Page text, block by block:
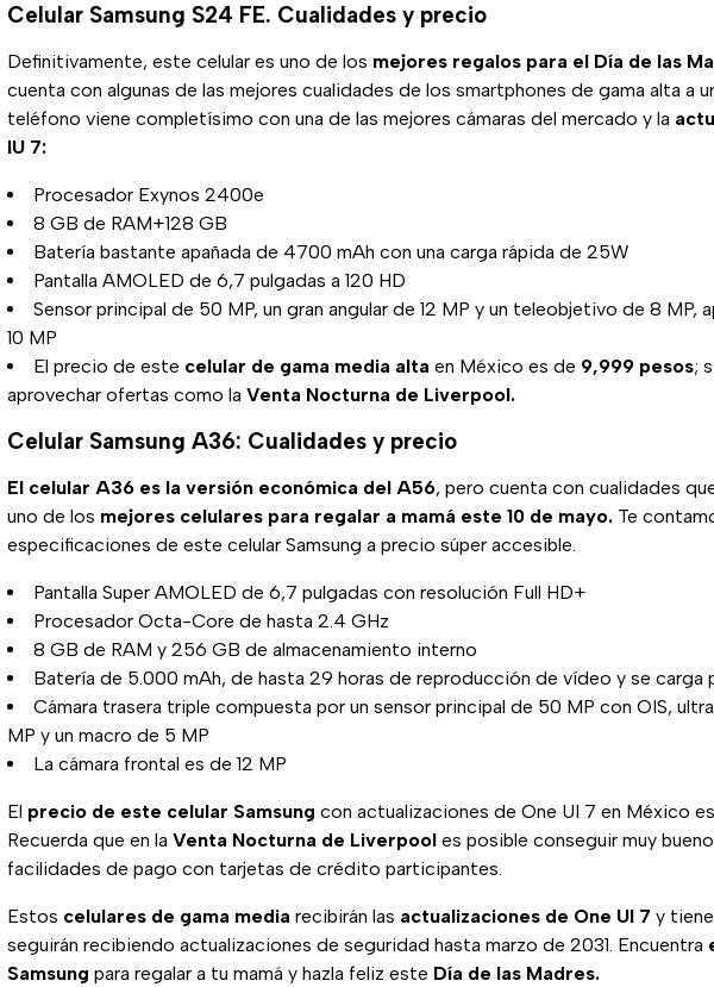
Celular Samsung S24 FE. Cualidades y precio
Definitivamente, este celular es uno de los mejores regalos para el Día de las
cuenta con algunas de las mejores cualidades de los smartphones de gama alta a
teléfono viene completísimo con una de las mejores cámaras del mercado y la
IU 7:
Procesador Exynos 2400e
8 GB de RAM+128 GB
Batería bastante apañada de 4700 mAh con una carga rápida de 25W
Pantalla AMOLED de 6,7 pulgadas a 120 HD
Sensor principal de 50 MP, un gran angular de 12 MP y un teleobjetivo de 8 MP,
10 MP
El precio de este celular de gama media alta en México es de 9,999 pesos;
aprovechar ofertas como la Venta Nocturna de Liverpool.
Celular Samsung A36: Cualidades y precio
El celular A36 es la versión económica del A56, pero cuenta con cualidades
uno de los mejores celulares para regalar a mamá este 10 de mayo. Te
especificaciones de este celular Samsung a precio súper accesible.
Pantalla Super AMOLED de 6,7 pulgadas con resolución Full HD+
Procesador Octa-Core de hasta 2.4 GHz
8 GB de RAM y 256 GB de almacenamiento interno
Batería de 5.000 mAh, de hasta 29 horas de reproducción de vídeo y se carga
Cámara trasera triple compuesta por un sensor principal de 50 MP con OIS,
MP y un macro de 5 MP
La cámara frontal es de 12 MP
El precio de este celular Samsung con actualizaciones de One UI 7 en México
Recuerda que en la Venta Nocturna de Liverpool es posible conseguir muy
facilidades de pago con tarjetas de crédito participantes.
Estos celulares de gama media recibirán las actualizaciones de One UI 7 y
seguirán recibiendo actualizaciones de seguridad hasta marzo de 2031. Encuentra
Samsung para regalar a tu mamá y hazla feliz este Día de las Madres.